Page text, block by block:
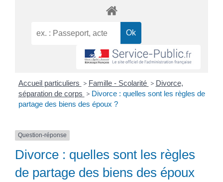
Accueil particuliers > Famille - Scolarité > Divorce,
séparation de corps > Divorce : quelles sont les règles de
partage des biens des époux ?
Question-réponse
Divorce : quelles sont les règles
de partage des biens des époux